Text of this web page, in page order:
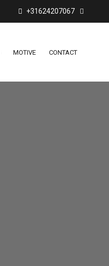
+31624207067
MOTIVE CONTACT